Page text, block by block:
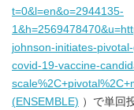
t=0&l=en&o=2944135-
johnson-initiates-
covid-19-vaccine-
(ENSEMBLE) ）で単回